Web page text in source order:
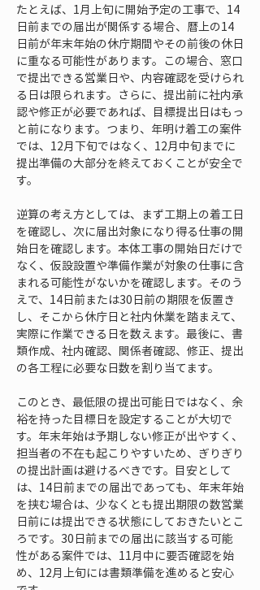
たとえば、1月上旬に開始予定の工事で、14
日前までの届出が関係する場合、暦上の14
日前が年末年始の休庁期間やその前後の休日
に重なる可能性があります。この場合、窓口
で提出できる営業日や、内容確認を受けられ
る日は限られます。さらに、提出前に社内承
認や修正が必要であれば、目標提出日はもっ
と前になります。つまり、年明け着工の案件
では、12月下旬ではなく、12月中旬までに
提出準備の大部分を終えておくことが安全で
す。
逆算の考え方としては、まず工期上の着工日
を確認し、次に届出対象になり得る仕事の開
始日を確認します。本体工事の開始日だけで
なく、仮設設置や準備作業が対象の仕事に含
まれる可能性がないかを確認します。そのう
えで、14日前または30日前の期限を仮置き
し、そこから休庁日と社内休業を踏まえて、
実際に作業できる日を数えます。最後に、書
類作成、社内確認、関係者確認、修正、提出
の各工程に必要な日数を割り当てます。
このとき、最低限の提出可能日ではなく、余
裕を持った目標日を設定することが大切で
す。年末年始は予期しない修正が出やすく、
担当者の不在も起こりやすいため、ぎりぎり
の提出計画は避けるべきです。目安として
は、14日前までの届出であっても、年末年始
を挟む場合は、少なくとも提出期限の数営業
日前には提出できる状態にしておきたいとこ
ろです。30日前までの届出に該当する可能
性がある案件では、11月中に要否確認を始
め、12月上旬には書類準備を進めると安心